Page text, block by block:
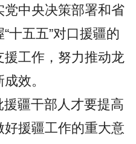
中央决策部署和省
十五五”对口援疆的
工作，努力推动龙
效。
疆干部人才要提高
援疆工作的重大意